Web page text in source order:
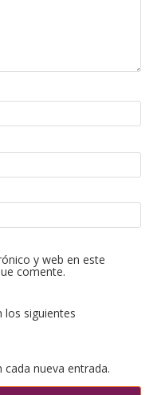
y web en este
comente.
los siguientes
nueva entrada.